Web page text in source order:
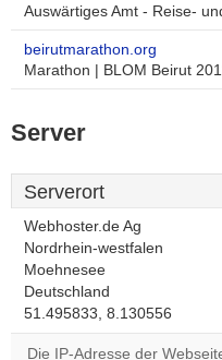
Auswärtiges Amt - Reise-
beirutmarathon.org
Marathon | BLOM Beirut
Server
Serverort
Webhoster.de Ag
Nordrhein-westfalen
Moehnesee
Deutschland
51.495833, 8.130556
Die IP-Adresse der